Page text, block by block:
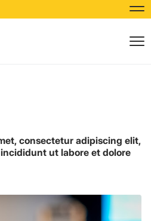
consectetur adipiscing elit,
ut labore et dolore